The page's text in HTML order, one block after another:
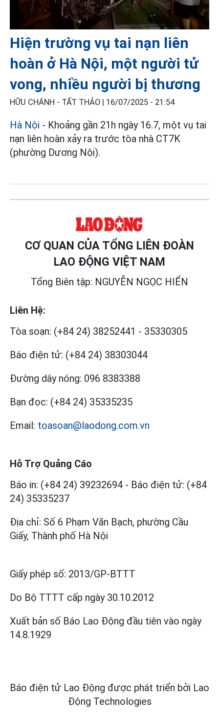
Hiện trường vụ tai nạn liên
hoàn ở Hà Nội, một người tử
vong, nhiều người bị thương
HỮU CHÁNH - TẤT THẢO | 16/07/2025 - 21:54
Hà Nội - Khoảng gần 21h ngày 16.7, một vụ tai
nạn liên hoàn xảy ra trước tòa nhà CT7K
(phường Dương Nội).
CƠ QUAN CỦA TỔNG LIÊN ĐOÀN
LAO ĐỘNG VIỆT NAM
Tổng Biên tập: NGUYỄN NGỌC HIỂN
Liên Hệ:
Tòa soạn: (+84 24) 38252441 - 35330305
Báo điện tử: (+84 24) 38303044
Đường dây nóng: 096 8383388
Bạn đọc: (+84 24) 35335235
Email: toasoan@laodong.com.vn
Hỗ Trợ Quảng Cáo
Báo in: (+84 24) 39232694 - Báo điện tử: (+84
24) 35335237
Địa chỉ: Số 6 Phạm Văn Bạch, phường Cầu
Giấy, Thành phố Hà Nội
Giấy phép số: 2013/GP-BTTT
Do Bộ TTTT cấp ngày 30.10.2012
Xuất bản số Báo Lao Động đầu tiên vào ngày
14.8.1929
Báo điện tử Lao Động được phát triển bởi Lao
Động Technologies